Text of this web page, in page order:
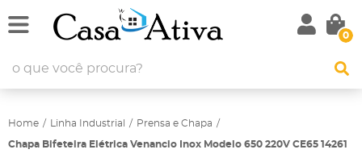
0
Home Linha Industrial Prensa e Chapa
Chapa Bifeteira Elétrica Venancio Inox Modelo 650 220V CE65 14261